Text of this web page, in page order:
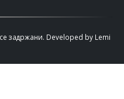
задржани. Developed by Lemi